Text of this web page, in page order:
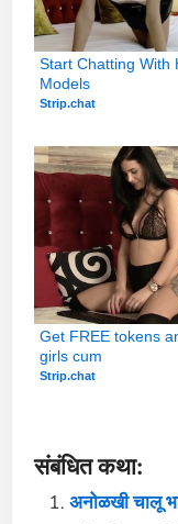
Start Chatting With
Models
Strip.chat
Get FREE tokens
girls cum
Strip.chat
संबंधित कथा:
अनोळखी चालू